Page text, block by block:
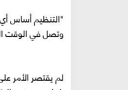
"التنظيم أساس
وتصل في الوقت
لم يقتصر الأمر